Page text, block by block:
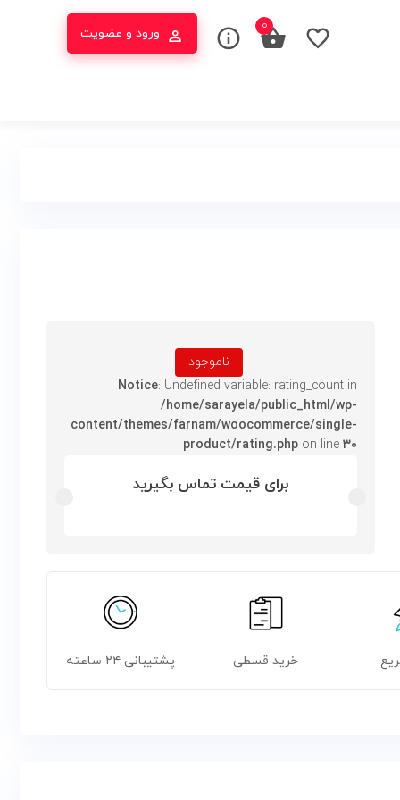
ورود و عضویت 0
ناموجود
Notice: Undefined variable: rating_count in
/home/sarayela/public_html/wp-
content/themes/farnam/woocommerce/single-
product/rating.php on line۳۰
برای قیمت تماس بگیرید
خرید قسطی پشتیبانی ۲۴ ساعته